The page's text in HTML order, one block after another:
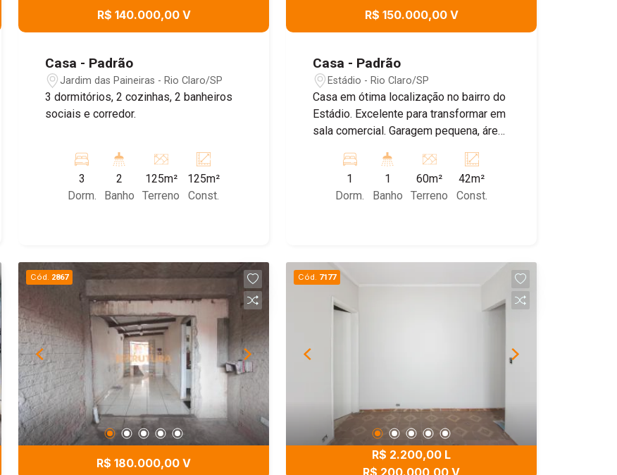
R$ 140.000,00 V
Casa - Padrão
Jardim das Paineiras - Rio Claro/SP
3 dormitórios, 2 cozinhas, 2 banheiros
sociais e corredor.
3
Dorm.
2
Banho
125m²
Terreno
125m²
Const.
R$ 150.000,00 V
Casa - Padrão
Estádio - Rio Claro/SP
Casa em ótima localização no bairro do
Estádio. Excelente para transformar em
sala comercial. Garagem pequena, área
banheiro social. Agende sua visita!
1
Dorm.
1
Banho
60m²
Terreno
42m²
Const.
Cód. 2867
R$ 180.000,00 V
Cód. 7177
R$ 2.200,00 L
R$ 200.000,00 V